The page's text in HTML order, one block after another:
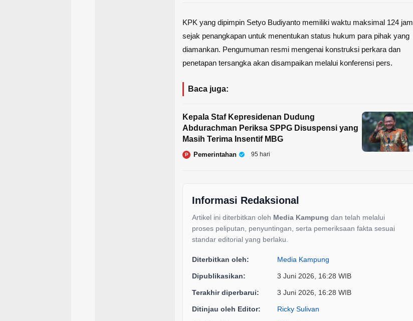
KPK yang dipimpin Setyo Budiyanto memiliki waktu maksimal 124 jam
sejak penangkapan untuk menentukan status hukum para pihak yang
diamankan. Pengumuman resmi mengenai konstruksi perkara dan
penetapan tersangka akan disampaikan melalui konferensi pers.
Baca juga:
Kepala Staf Kepresidenan Dudung
Abdurachman Periksa SPPG Disuspensi yang
Masih Terima Insentif MBG
P Pemerintahan 95 hari
Informasi Redaksional
Artikel ini diterbitkan oleh Media Kampung dan telah melalui
proses peliputan, penyuntingan, serta pemeriksaan fakta sesuai
standar editorial yang berlaku.
Diterbitkan oleh: Media Kampung
Dipublikasikan: 3 Juni 2026, 16:28 WIB
Terakhir diperbarui: 3 Juni 2026, 16:28 WIB
Ditinjau oleh Editor: Ricky Sulivan